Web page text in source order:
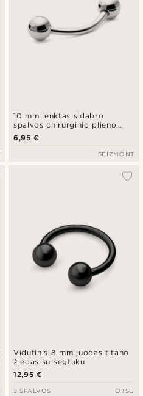
10 mm lenktas sidabro
spalvos chirurginio plieno
strypelis su mažu rutuliuku
6,95 €
SEIZMONT
Vidutinis 8 mm juodas titano
žiedas su segtuku
12,95 €
3 SPALVOS OTSU